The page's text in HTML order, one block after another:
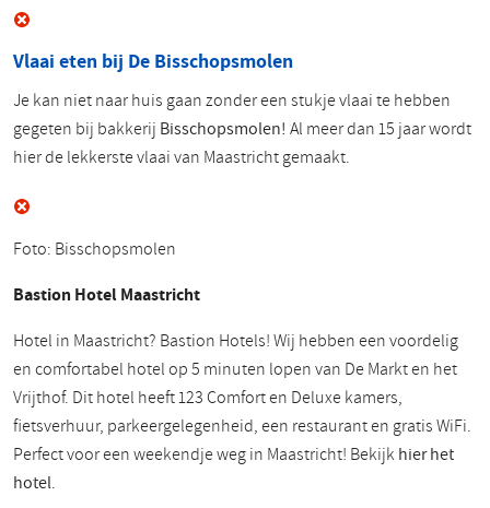
Vlaai eten bij De Bisschopsmolen
Je kan niet naar huis gaan zonder een stukje vlaai te hebben
gegeten bij bakkerij Bisschopsmolen! Al meer dan 15 jaar wordt
hier de lekkerste vlaai van Maastricht gemaakt.
Foto: Bisschopsmolen
Bastion Hotel Maastricht
Hotel in Maastricht? Bastion Hotels! Wij hebben een voordelig
en comfortabel hotel op 5 minuten lopen van De Markt en het
Vrijthof. Dit hotel heeft 123 Comfort en Deluxe kamers,
fietsverhuur, parkeergelegenheid, een restaurant en gratis WiFi.
Perfect voor een weekendje weg in Maastricht! Bekijk hier het
hotel.